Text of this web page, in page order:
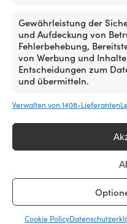
Gewährleistung der
und Aufdeckung von
Fehlerbehebung,
von Werbung und
Entscheidungen zum
und übermitteln.
Verwalten von 1408-Lieferanten
Cookie Policy
Preisgarantie ist ganz
Preise aller Shops
ganz entspannt jetzt
Artikel innerhalb von
Händler günstiger,
Mehr über unsere